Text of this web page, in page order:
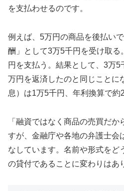
を支払わせるのです。
例えば、5万円の商品を後払い
酬」として3万5千円を受け取る
円を支払う。結果として、3万
万円を返済したのと同じことに
息）は1万5千円、年利換算で約
「融資ではなく商品の売買だか
すが、金融庁や各地の弁護士会
なしています。名前や形式をど
の貸付であることに変わりはあ